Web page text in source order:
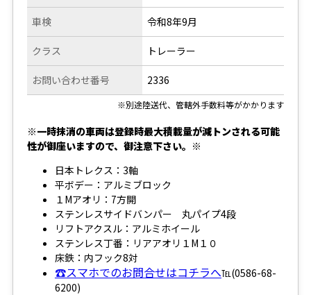
車検
クラス
お問い合わせ番号
令和8年9月
トレーラー
2336
※別途陸送代、管轄外手数料等がかかります
※一時抹消の車両は登録時最大積載量が減トンされる可能
性が御座いますので、御注意下さい。※
日本トレクス：3軸
平ボデー：アルミブロック
１Mアオリ：7方開
ステンレスサイドバンパー 丸パイプ4段
リフトアクスル：アルミホイール
ステンレス丁番：リアアオリ１M１０
床鉄：内フック8対
☎スマホでのお問合せはコチラへ℡(0586-68-
6200)